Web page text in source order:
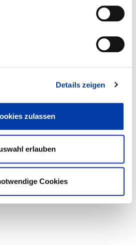
Details zeigen
zulassen
erlauben
Cookies